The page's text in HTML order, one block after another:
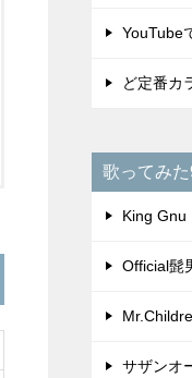
YouTube
ど定番カ
歌ってみ
King Gnu
Official髭
サザンオ